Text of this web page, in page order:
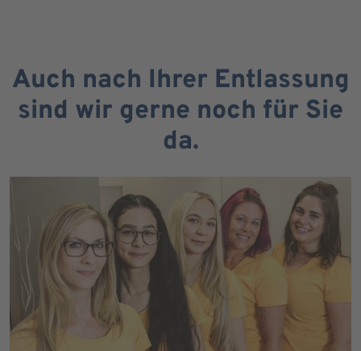
Auch nach Ihrer Entlassung
sind wir gerne noch für Sie
da.